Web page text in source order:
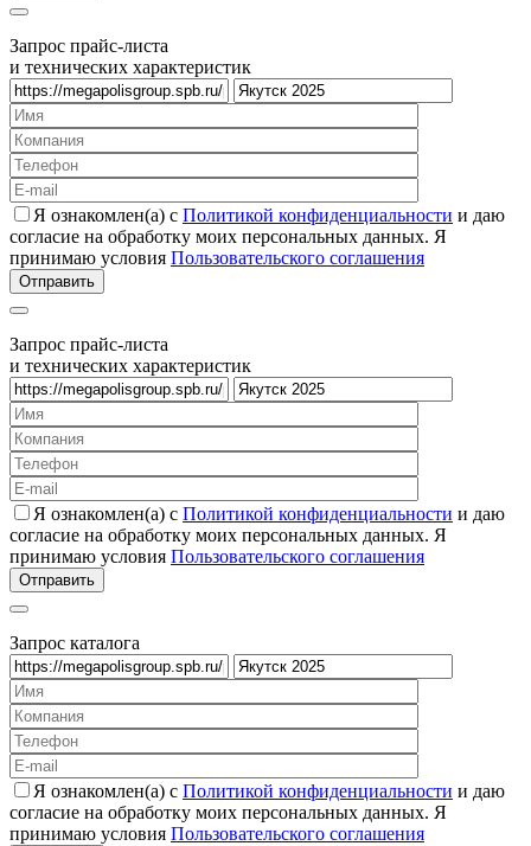
Запрос прайс-листа
и технических характеристик
Я ознакомлен(а) с Политикой конфиденциальности и даю
согласие на обработку моих персональных данных. Я
принимаю условия Пользовательского соглашения
Запрос прайс-листа
и технических характеристик
Я ознакомлен(а) с Политикой конфиденциальности и даю
согласие на обработку моих персональных данных. Я
принимаю условия Пользовательского соглашения
Запрос каталога
Я ознакомлен(а) с Политикой конфиденциальности и даю
согласие на обработку моих персональных данных. Я
принимаю условия Пользовательского соглашения